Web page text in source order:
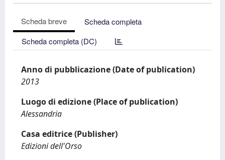
Scheda breve
Scheda completa
Scheda completa (DC)
Anno di pubblicazione (Date of publication)
2013
Luogo di edizione (Place of publication)
Alessandria
Casa editrice (Publisher)
Edizioni dell'Orso